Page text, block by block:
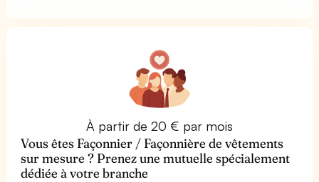
À partir de 20 € par mois
Vous êtes Façonnier / Façonnière de vêtements
sur mesure ? Prenez une mutuelle spécialement
dédiée à votre branche